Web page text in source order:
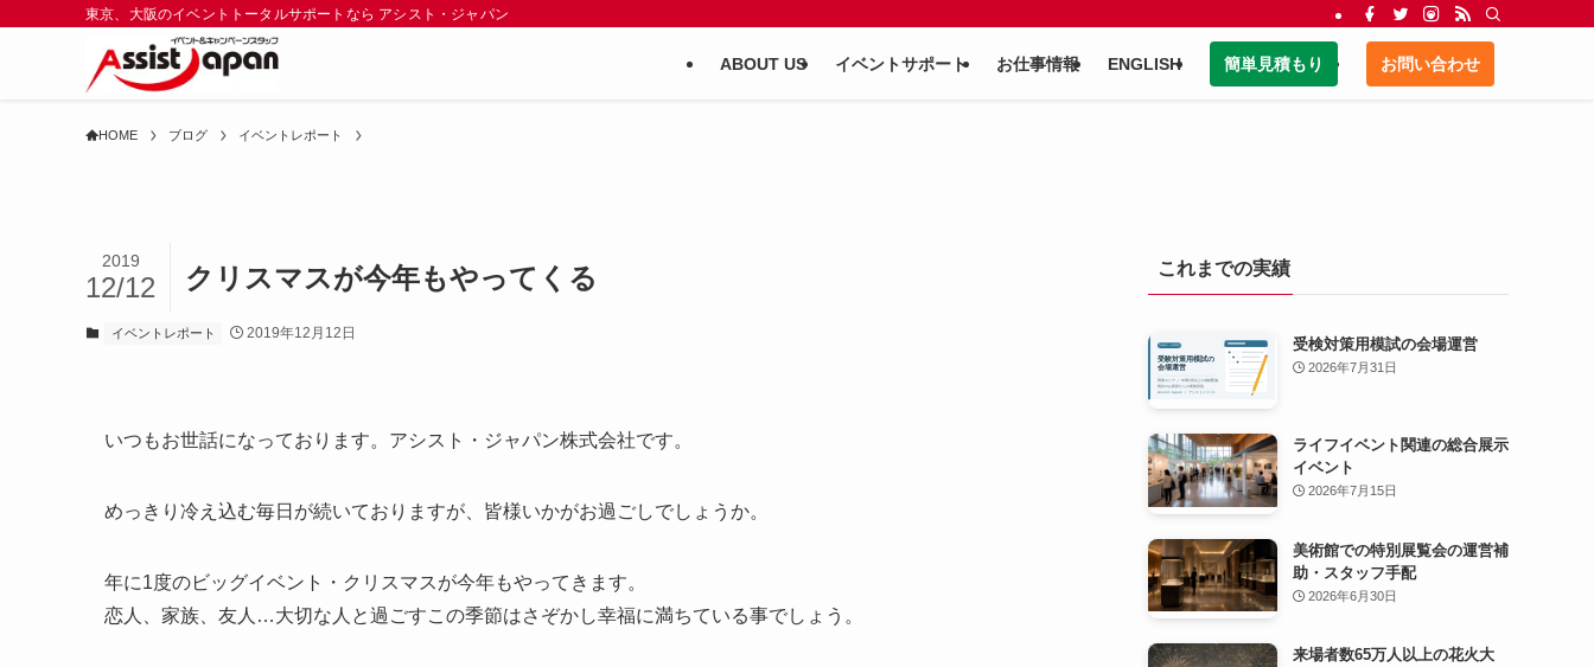
東京、大阪のイベントトータルサポートなら アシスト・ジャパン
ABOUT US イベントサポート お仕事情報 ENGLISH 簡単見積もり お問い合わせ
HOME ブログ イベントレポート
クリスマスが今年もやってくる
2019
12/12
イベントレポート 2019年12月12日
いつもお世話になっております。アシスト・ジャパン株式会社です。
めっきり冷え込む毎日が続いておりますが、皆様いかがお過ごしでしょうか。
年に1度のビッグイベント・クリスマスが今年もやってきます。
恋人、家族、友人…大切な人と過ごすこの季節はさぞかし幸福に満ちている事でしょう。
これまでの実績
受検対策用模試の会場運営
2026年7月31日
ライフイベント関連の総合展示
イベント
2026年7月15日
美術館での特別展覧会の運営補
助・スタッフ手配
2026年6月30日
来場者数65万人以上の花火大